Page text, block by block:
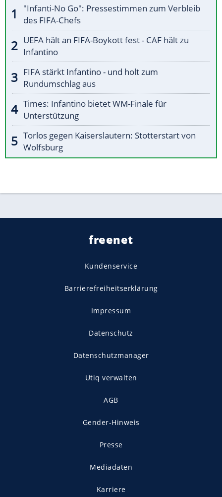
"Infanti-No Go": Pressestimmen zum Verbleib
des FIFA-Chefs
UEFA hält an FIFA-Boykott fest - CAF hält zu
Infantino
FIFA stärkt Infantino - und holt zum
Rundumschlag aus
Times: Infantino bietet WM-Finale für
Unterstützung
Torlos gegen Kaiserslautern: Stotterstart von
Wolfsburg
freenet
Kundenservice
Barrierefreiheitserklärung
Impressum
Datenschutz
Datenschutzmanager
Utiq verwalten
AGB
Gender-Hinweis
Presse
Mediadaten
Karriere